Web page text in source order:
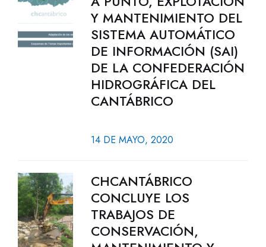
Y MANTENIMIENTO DEL
SISTEMA AUTOMÁTICO
DE INFORMACIÓN (SAI)
DE LA CONFEDERACIÓN
HIDROGRÁFICA DEL
CANTÁBRICO
14 DE MAYO, 2020
CHCANTÁBRICO
CONCLUYE LOS
TRABAJOS DE
CONSERVACIÓN,